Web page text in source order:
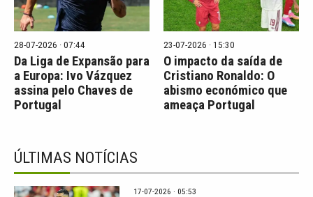
28-07-2026 · 07:44
Da Liga de Expansão para
a Europa: Ivo Vázquez
assina pelo Chaves de
Portugal
23-07-2026 · 15:30
O impacto da saída de
Cristiano Ronaldo: O
abismo económico que
ameaça Portugal
ÚLTIMAS NOTÍCIAS
17-07-2026 · 05:53